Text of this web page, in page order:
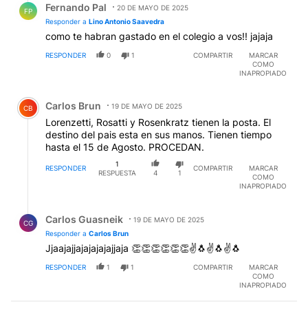
FP Fernando Pal
20 DE MAYO DE 2025
Responder a Lino Antonio Saavedra
como te habran gastado en el colegio a vos!! jajaja
RESPONDER 0 1 COMPARTIR
MARCAR
COMO
INAPROPIADO
Comentario de Carlos Brun.
CB Carlos Brun 19 DE MAYO DE 2025
Lorenzetti, Rosatti y Rosenkratz tienen la posta. El
destino del pais esta en sus manos. Tienen tiempo
hasta el 15 de Agosto. PROCEDAN.
RESPONDER
1
RESPUESTA
4 1
COMPARTIR
MARCAR
COMO
INAPROPIADO
CG Carlos Guasneik
19 DE MAYO DE 2025
Responder a Carlos Brun
Jjaajajjajajajajajjaja 👏👏👏👏👏👏✌️🐧✌️🐧✌️🐧
RESPONDER 1 1 COMPARTIR
MARCAR
COMO
INAPROPIADO